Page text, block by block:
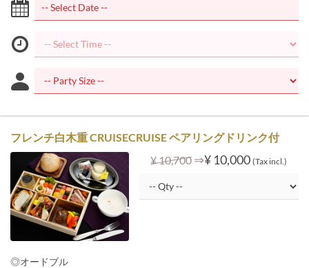
フレンチ白木重 CRUISECRUISE ペアリングドリンク付
¥ 10,700 ⇒¥ 10,000 (Tax incl.)
◎オードブル